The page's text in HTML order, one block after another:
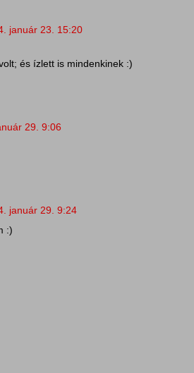
január 23. 15:20
és ízlett is mindenkinek :)
29. 9:06
január 29. 9:24
:)